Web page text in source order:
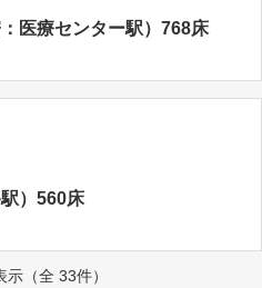
医療センター駅）768床
）560床
（全 33件）